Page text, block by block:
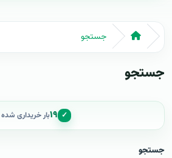
جستجو
جستجو
✓ ۱۹بار خریداری شده
جستجو